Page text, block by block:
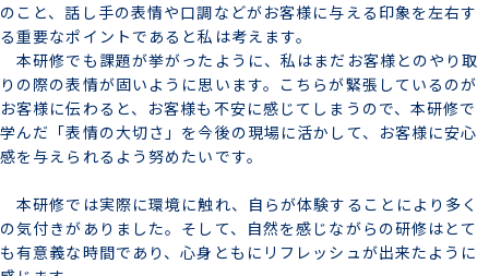
のこと、話し手の表情や口調などがお客様に与える印象を左右す
る重要なポイントであると私は考えます。
本研修でも課題が挙がったように、私はまだお客様とのやり取
りの際の表情が固いように思います。こちらが緊張しているのが
お客様に伝わると、お客様も不安に感じてしまうので、本研修で
学んだ「表情の大切さ」を今後の現場に活かして、お客様に安心
感を与えられるよう努めたいです。
本研修では実際に環境に触れ、自らが体験することにより多く
の気付きがありました。そして、自然を感じながらの研修はとて
も有意義な時間であり、心身ともにリフレッシュが出来たように